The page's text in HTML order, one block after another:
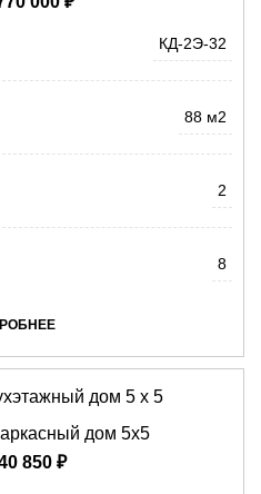
КД-2Э-32
88 м2
2
8
дом 5х5
850 ₽